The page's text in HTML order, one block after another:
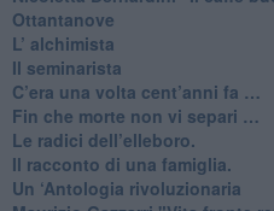
​Ottantanove
​L’ alchimista
Il seminarista
​C’era una volta cent’anni fa …
​Fin che morte non vi separi …
​Le radici dell’elleboro.
​Il racconto di una famiglia.
Un ‘Antologia rivoluzionaria